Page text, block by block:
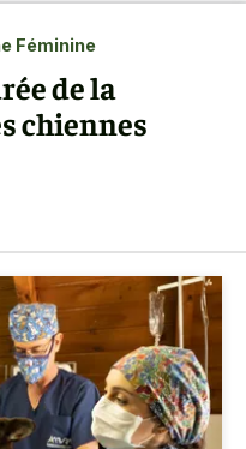
Féminine
de la
chiennes